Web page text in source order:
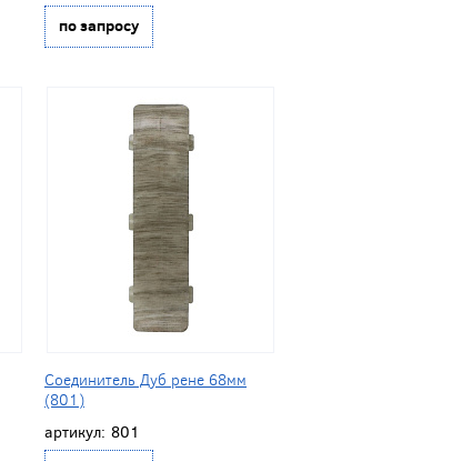
по запросу
Соединитель Дуб рене 68мм
(801)
артикул: 801